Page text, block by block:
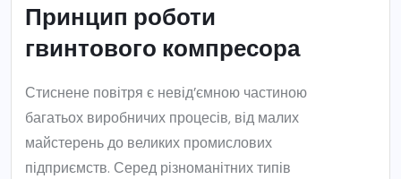
Принцип роботи
гвинтового компресора
Стиснене повітря є невід’ємною частиною
багатьох виробничих процесів, від малих
майстерень до великих промислових
підприємств. Серед різноманітних типів